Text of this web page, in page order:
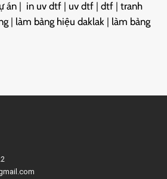
án | in uv dtf | uv dtf | dtf | tranh
| làm bảng hiệu daklak | làm bảng